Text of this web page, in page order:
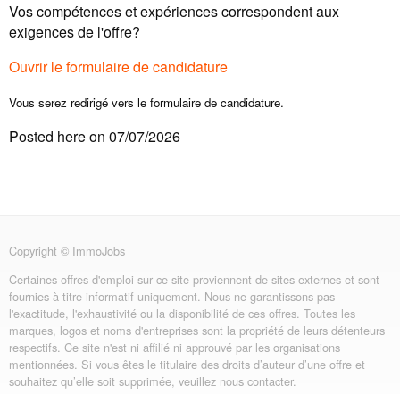
Vos compétences et expériences correspondent aux
exigences de l'offre?
Ouvrir le formulaire de candidature
Vous serez redirigé vers le formulaire de candidature.
Posted here on 07/07/2026
Copyright © ImmoJobs
Certaines offres d'emploi sur ce site proviennent de sites externes et sont
fournies à titre informatif uniquement. Nous ne garantissons pas
l'exactitude, l'exhaustivité ou la disponibilité de ces offres. Toutes les
marques, logos et noms d'entreprises sont la propriété de leurs détenteurs
respectifs. Ce site n'est ni affilié ni approuvé par les organisations
mentionnées. Si vous êtes le titulaire des droits d’auteur d’une offre et
souhaitez qu’elle soit supprimée, veuillez nous contacter.